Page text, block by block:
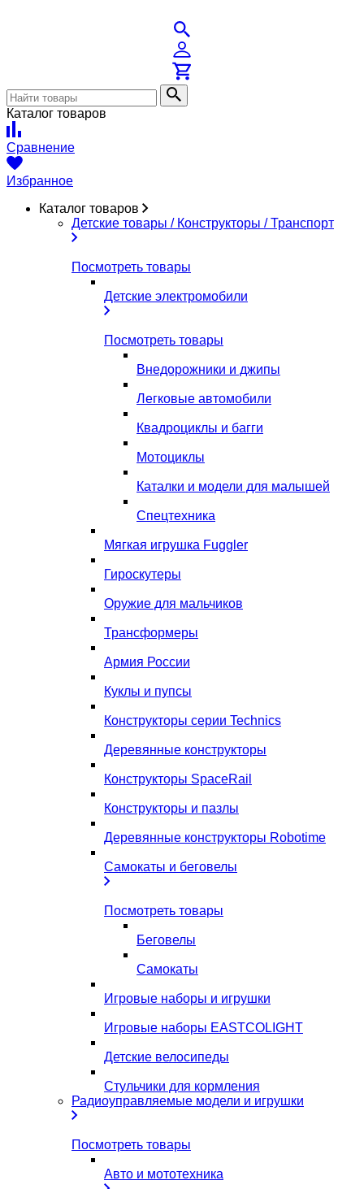
Каталог товаров
Сравнение
Избранное
Каталог товаров
Детские товары / Конструкторы / Транспорт
Посмотреть товары
Детские электромобили
Посмотреть товары
Внедорожники и джипы
Легковые автомобили
Квадроциклы и багги
Мотоциклы
Каталки и модели для малышей
Спецтехника
Мягкая игрушка Fuggler
Гироскутеры
Оружие для мальчиков
Трансформеры
Армия России
Куклы и пупсы
Конструкторы серии Technics
Деревянные конструкторы
Конструкторы SpaceRail
Конструкторы и пазлы
Деревянные конструкторы Robotime
Самокаты и беговелы
Посмотреть товары
Беговелы
Самокаты
Игровые наборы и игрушки
Игровые наборы EASTCOLIGHT
Детские велосипеды
Стульчики для кормления
Радиоуправляемые модели и игрушки
Посмотреть товары
Авто и мототехника